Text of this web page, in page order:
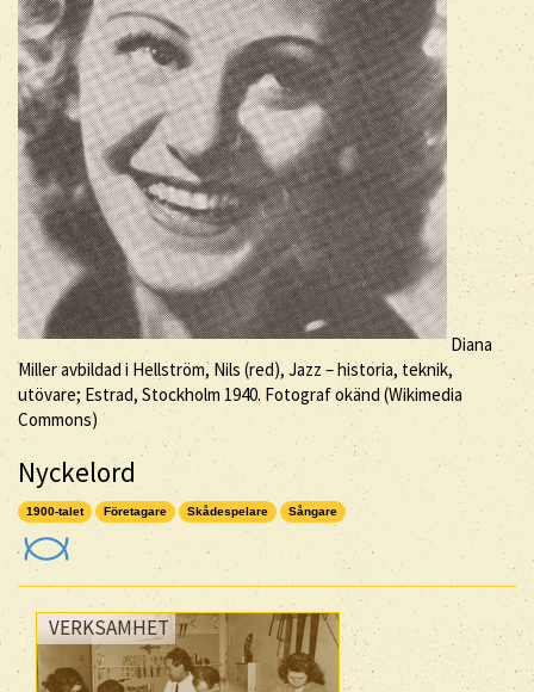
Diana
Miller avbildad i Hellström, Nils (red), Jazz – historia, teknik,
utövare; Estrad, Stockholm 1940. Fotograf okänd (Wikimedia
Commons)
Nyckelord
1900-talet Företagare Skådespelare Sångare
VERKSAMHET